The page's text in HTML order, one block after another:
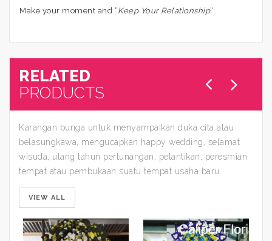
Make your moment and “Keep Your Relationship“.
RELATED
PRODUCTS
Karangan bunga untuk menyampaikan duka cita atau
belasungkawa, mengucapkan happy wedding, selamat
wisuda, ulang tahun pertunangan, pelantikan, peresmian
tempat atau pembukaan suatu tempat usaha baru.
VIEW ALL